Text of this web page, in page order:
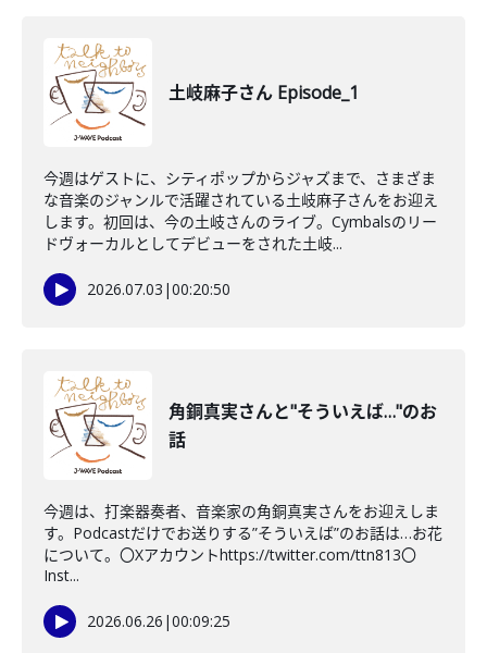
土岐麻子さん Episode_1
今週はゲストに、シティポップからジャズまで、さまざま
な音楽のジャンルで活躍されている土岐麻子さんをお迎え
します。初回は、今の土岐さんのライブ。Cymbalsのリー
ドヴォーカルとしてデビューをされた土岐...
2026.07.03 |00:20:50
角銅真実さんと"そういえば…"のお
話
今週は、打楽器奏者、音楽家の角銅真実さんをお迎えしま
す。Podcastだけでお送りする”そういえば”のお話は…お花
について。〇Xアカウントhttps://twitter.com/ttn813〇
Inst...
2026.06.26 |00:09:25